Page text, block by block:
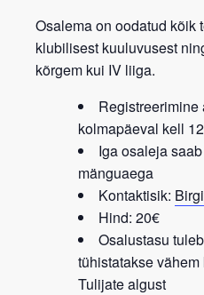
Osalema on oodatud kõik
klubilisest kuuluvusest
kõrgem kui IV liiga.
Registreerimine
kolmapäeval kell
Iga osaleja
mänguaega
Kontaktisik:
Hind: 20€
Osalustasu
tühistatakse
Tulijate algust